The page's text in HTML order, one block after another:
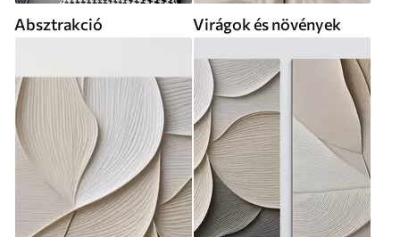
Absztrakció Virágok és növények